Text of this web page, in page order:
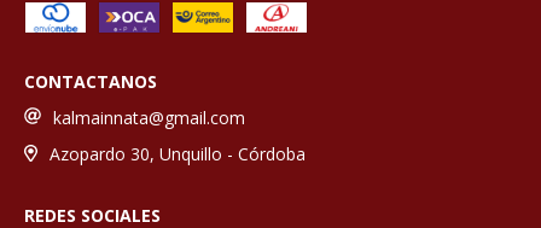
CONTACTANOS
kalmainnata@gmail.com
Azopardo 30, Unquillo - Córdoba
REDES SOCIALES